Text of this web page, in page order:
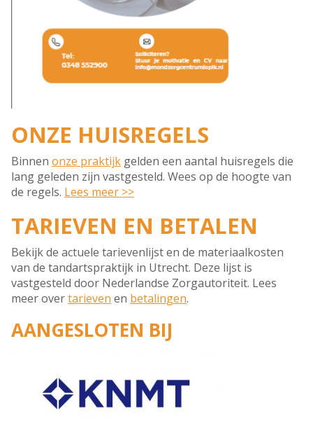
ONZE HUISREGELS
Binnen onze praktijk gelden een aantal huisregels die
lang geleden zijn vastgesteld. Wees op de hoogte van
de regels. Lees meer >>
TARIEVEN EN BETALEN
Bekijk de actuele tarievenlijst en de materiaalkosten
van de tandartspraktijk in Utrecht. Deze lijst is
vastgesteld door Nederlandse Zorgautoriteit. Lees
meer overtarieven en betalingen.
AANGESLOTEN BIJ